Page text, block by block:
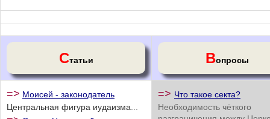
Статьи Вопросы
=> Моисей - законодатель
Центральная фигура иудаизма
=> Что такое секта?
Необходимость чёткого